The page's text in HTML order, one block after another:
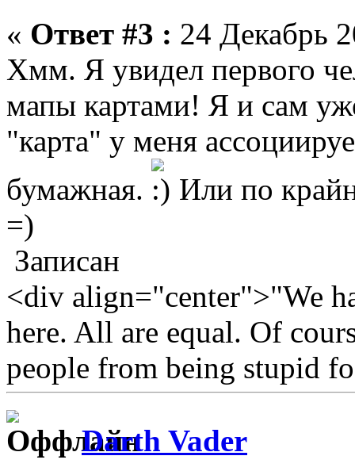
« Ответ #3 : 24 Декабрь
Хмм. Я увидел первого
мапы картами! Я и сам
"карта" у меня
бумажная.
Или по
=)
Записан
<div align="center">"We
here. All are equal. Of
people from being stupid
Darth Vader